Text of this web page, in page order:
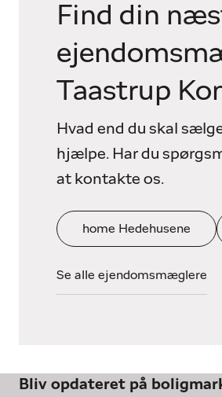
Find din
Taastrup
Hvad end du skal
hjælpe. Har du
at kontakte os.
home Hedehusene
Se alle ejendomsmæglere
Bliv opdateret på